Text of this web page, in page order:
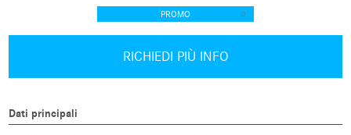
PROMO
RICHIEDI PIÙ INFO
Dati principali